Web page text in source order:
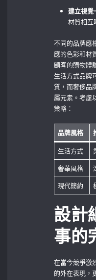
建立視覺
材質相互
不同的品牌應
應的色彩和材
顧客的購物體
生活方式品牌
質，而奢侈品
屬元素。考慮
策略：
品牌風格
生活方式
奢華風格
現代簡約
設計
事的
在當今競爭激
的外在表現，